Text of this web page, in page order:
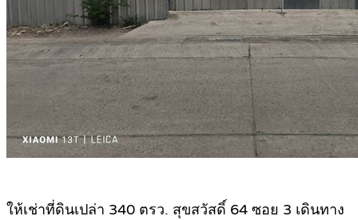
ให้เช่าที่ดินเปล่า 340 ตรว. สุขสวัสดิ์ 64 ซอย 3 เดินทาง